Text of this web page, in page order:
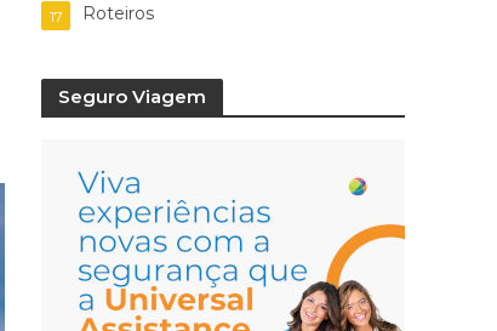
Roteiros
17
Seguro Viagem